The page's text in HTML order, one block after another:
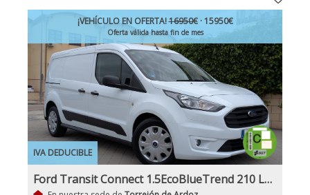
IVA DEDUCIBLE
¡VEHÍCULO EN OFERTA!16950€· 15950€
Oferta válida hasta fin de mes
Ford Transit Connect 1.5EcoBlueTrend 210 L2 4 Puertas 120Cv IVA y Garantía Inc Etiqueta C